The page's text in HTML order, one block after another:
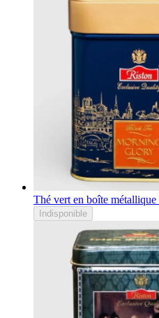
Thé vert en boîte métallique
Indisponible